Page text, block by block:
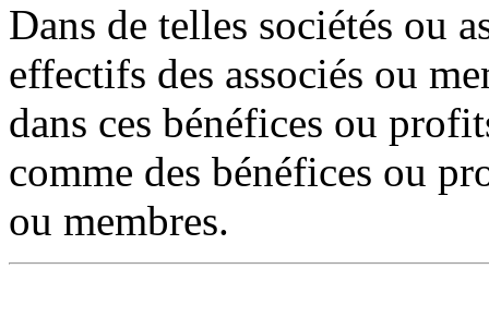
Dans de telles sociétés ou
effectifs des associés ou
dans ces bénéfices ou
comme des bénéfices ou
ou membres.